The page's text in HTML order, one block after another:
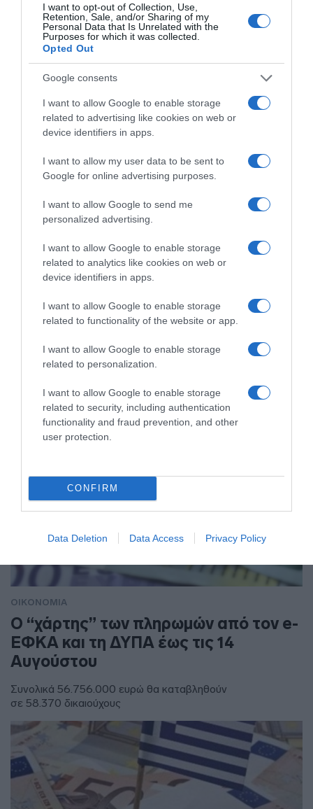
I want to opt-out of Collection, Use,
Retention, Sale, and/or Sharing of my
Personal Data that Is Unrelated with the
Purposes for which it was collected.
Opted Out
Google consents
I want to allow Google to enable storage
related to advertising like cookies on web or
device identifiers in apps.
I want to allow my user data to be sent to
Google for online advertising purposes.
I want to allow Google to send me
personalized advertising.
I want to allow Google to enable storage
related to analytics like cookies on web or
device identifiers in apps.
I want to allow Google to enable storage
related to functionality of the website or app.
I want to allow Google to enable storage
related to personalization.
I want to allow Google to enable storage
related to security, including authentication
functionality and fraud prevention, and other
user protection.
CONFIRM
Data Deletion Data Access Privacy Policy
ΟΙΚΟΝΟΜΙΑ
Στα 15 δισ. ευρώ ο στόχος για νέα
Οι τράπεζες, όπως δείχνει το πρώτο εξάμηνο του 2026,
ΟΙΚΟΝΟΜΙΑ
Ο “χάρτης” των πληρωμών από τον e-
ΕΦΚΑ και τη ΔΥΠΑ έως τις 14
Αυγούστου
Συνολικά 56.756.000 ευρώ θα καταβληθούν
σε 58.370 δικαιούχους